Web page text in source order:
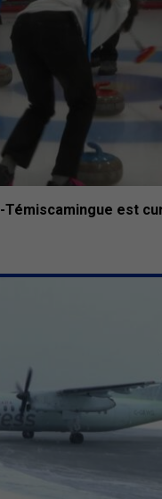
Témiscamingue est